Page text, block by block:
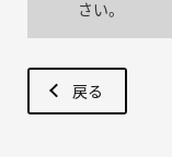
さい。
戻る